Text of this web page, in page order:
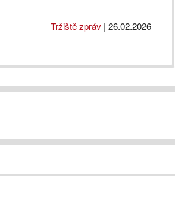
Tržiště zpráv | 26.02.2026